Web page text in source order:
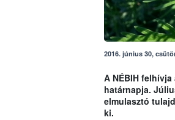
2016. június 30,
A NÉBIH
határnapja.
elmulasztó
ki.